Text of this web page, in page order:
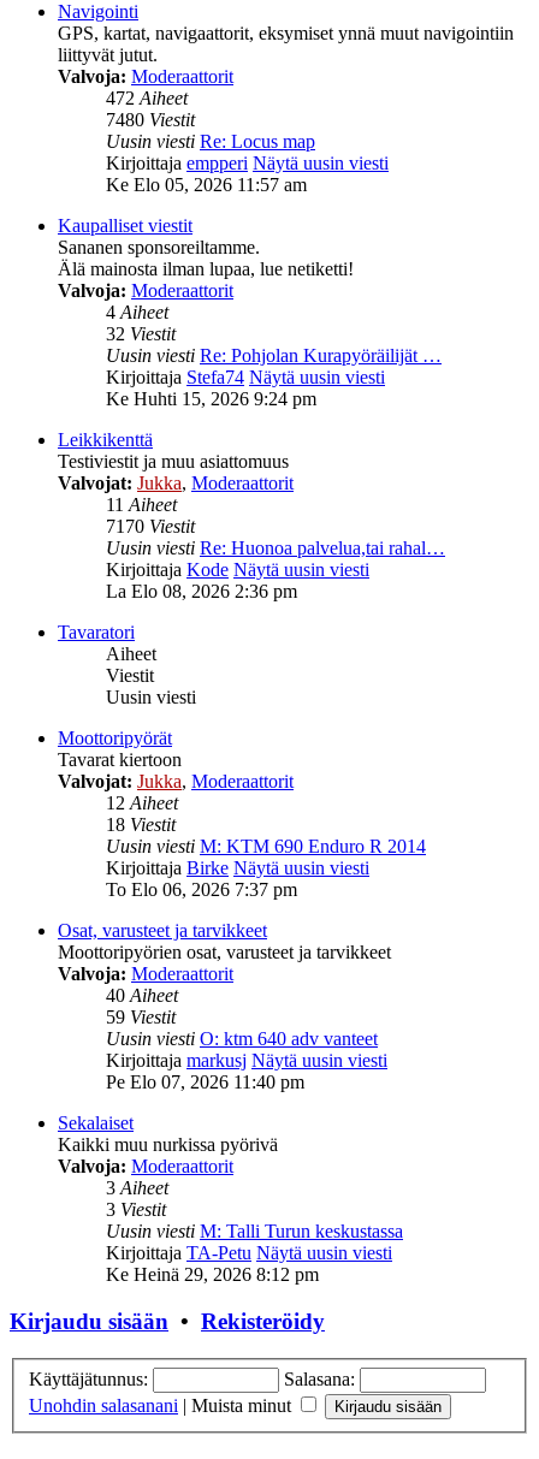
Navigointi
GPS, kartat, navigaattorit, eksymiset ynnä muut navigointiin
liittyvät jutut.
Valvoja: Moderaattorit
472Aiheet
7480 Viestit
Uusin viesti Re: Locus map
Kirjoittaja empperi Näytä uusin viesti
Ke Elo 05, 2026 11:57 am
Kaupalliset viestit
Sananen sponsoreiltamme.
Älä mainosta ilman lupaa, lue netiketti!
Valvoja: Moderaattorit
4Aiheet
32 Viestit
Uusin viesti Re: Pohjolan Kurapyöräilijät …
Kirjoittaja Stefa74 Näytä uusin viesti
Ke Huhti 15, 2026 9:24 pm
Leikkikenttä
Testiviestit ja muu asiattomuus
Valvojat: Jukka, Moderaattorit
11Aiheet
7170 Viestit
Uusin viesti Re: Huonoa palvelua,tai rahal…
Kirjoittaja Kode Näytä uusin viesti
La Elo 08, 2026 2:36 pm
Tavaratori
Aiheet
Viestit
Uusin viesti
Moottoripyörät
Tavarat kiertoon
Valvojat: Jukka, Moderaattorit
12Aiheet
18 Viestit
Uusin viesti M: KTM 690 Enduro R 2014
Kirjoittaja Birke Näytä uusin viesti
To Elo 06, 2026 7:37 pm
Osat, varusteet ja tarvikkeet
Moottoripyörien osat, varusteet ja tarvikkeet
Valvoja: Moderaattorit
40Aiheet
59 Viestit
Uusin viesti O: ktm 640 adv vanteet
Kirjoittaja markusj Näytä uusin viesti
Pe Elo 07, 2026 11:40 pm
Sekalaiset
Kaikki muu nurkissa pyörivä
Valvoja: Moderaattorit
3Aiheet
3 Viestit
Uusin viesti M: Talli Turun keskustassa
Kirjoittaja TA-Petu Näytä uusin viesti
Ke Heinä 29, 2026 8:12 pm
Kirjaudu sisään • Rekisteröidy
Käyttäjätunnus:
Salasana:
Unohdin salasanani | Muista minut